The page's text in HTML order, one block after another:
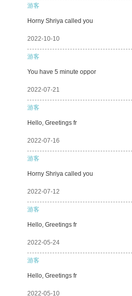
游客
Horny Shriya called you
2022-10-10
游客
You have 5 minute oppor
2022-07-21
游客
Hello, Greetings fr
2022-07-16
游客
Horny Shriya called you
2022-07-12
游客
Hello, Greetings fr
2022-05-24
游客
Hello, Greetings fr
2022-05-10